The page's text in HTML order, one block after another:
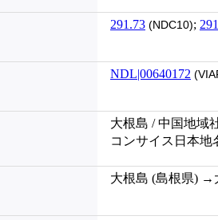
291.73 (NDC10);
NDL|00640172
大根島 / 中国地域
コンサイス日本地
大根島 (島根県) →